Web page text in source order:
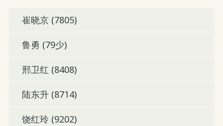
崔晓京 (7805)
鲁勇 (79少)
邢卫红 (8408)
陆东升 (8714)
饶红玲 (9202)